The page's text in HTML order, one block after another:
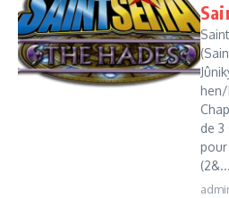
hen/
de 3
pour
(2&...